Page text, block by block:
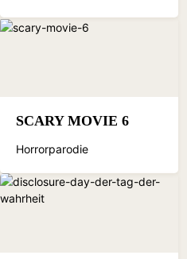
SCARY MOVIE 6
Horrorparodie